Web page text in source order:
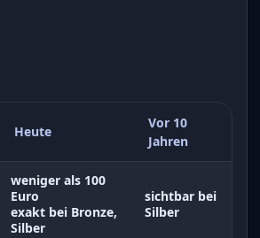
Heute
Vor 10
Jahren
weniger als 100
Euro
exakt bei Bronze,
Silber
sichtbar bei
Silber